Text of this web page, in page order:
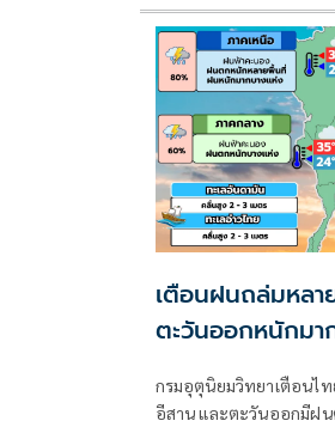
เตือนฝนถล่มหล
ตะวันออกหนักมา
กรมอุตุนิยมวิทยาเตือน
อีสาน และตะวันออกมีฝน